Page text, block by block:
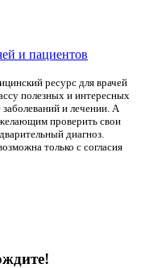
ресурс для врачей
полезных и интересных
и лечении. А
проверить свои
диагноз.
только с согласия